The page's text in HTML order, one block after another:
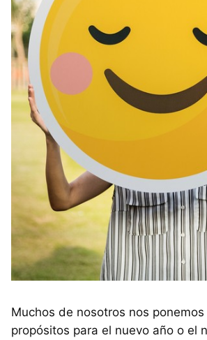
Muchos de nosotros nos ponemos
propósitos para el nuevo año o el